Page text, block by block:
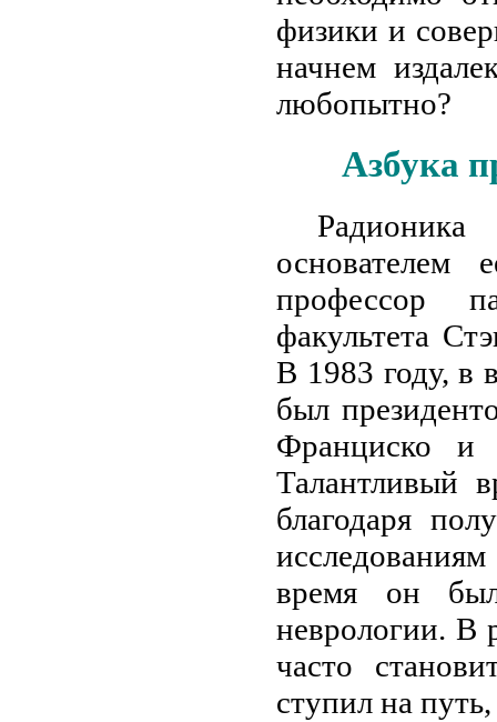
физики и
начнем
любопытно?
Азбука
основателем
профессор
факультета
В 1983 году, в
был
Франциско и
Талантливый
благодаря
время он
неврологии. В
часто
ступил на